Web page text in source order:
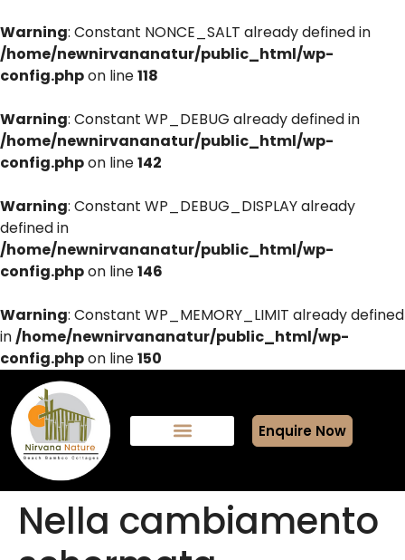
Warning: Constant NONCE_SALT already defined in
/home/newnirvananatur/public_html/wp-
config.phpon line118
Warning: Constant WP_DEBUG already defined in
/home/newnirvananatur/public_html/wp-
config.phpon line142
Warning: Constant WP_DEBUG_DISPLAY already
defined in
/home/newnirvananatur/public_html/wp-
config.phpon line146
Warning: Constant WP_MEMORY_LIMIT already defined
in/home/newnirvananatur/public_html/wp-
config.phpon line150
Enquire Now
Nella cambiamento